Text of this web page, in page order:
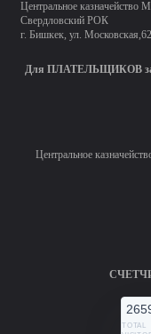
Центральное казначейство
Свердловский РОК
г. Бишкек, ул. Московская,62
Для ПЛАТЕЛЬЩИКОВ за
Центральное
TOTAL